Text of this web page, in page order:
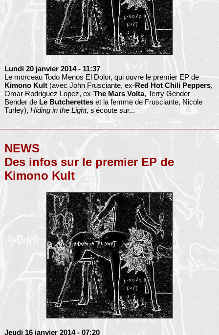
Lundi 20 janvier 2014 - 11:37
Le morceau Todo Menos El Dolor, qui ouvre le premier EP de
Kimono Kult(avec John Frusciante, ex-Red Hot Chili Peppers,
Omar Rodriguez Lopez, ex-The Mars Volta, Terry Gender
Bender de Le Butcheretteset la femme de Frusciante, Nicole
Turley), Hiding in the Light, s'écoute sur...
NEWS
Des infos sur le premier EP de
Kimono Kult
Jeudi 16 janvier 2014 - 07:20